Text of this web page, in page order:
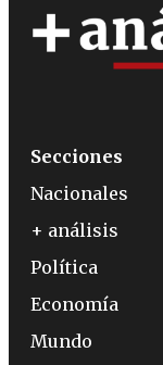
Secciones
Nacionales
+ análisis
Política
Economía
Mundo